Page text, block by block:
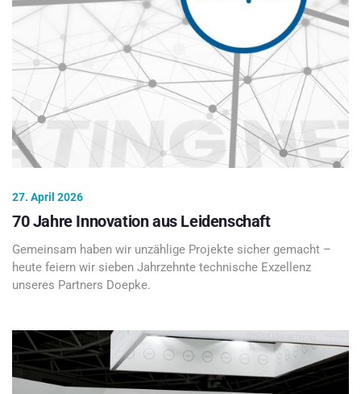
27. April 2026
70 Jahre Innovation aus Leidenschaft
Gemeinsam haben wir unzählige Projekte sicher gemacht –
heute feiern wir sieben Jahrzehnte technische Exzellenz
unseres Partners Doepke.